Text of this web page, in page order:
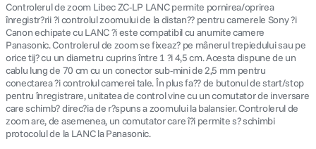
Controlerul de zoom Libec ZC-LP LANC permite pornirea/oprirea
înregistr?rii ?i controlul zoomului de la distan?? pentru camerele Sony ?i
Canon echipate cu LANC ?i este compatibil cu anumite camere
Panasonic. Controlerul de zoom se fixeaz? pe mânerul trepiedului sau pe
orice tij? cu un diametru cuprins între 1 ?i 4,5 cm. Acesta dispune de un
cablu lung de 70 cm cu un conector sub-mini de 2,5 mm pentru
conectarea ?i controlul camerei tale. În plus fa?? de butonul de start/stop
pentru înregistrare, unitatea de control vine cu un comutator de inversare
care schimb? direc?ia de r?spuns a zoomului la balansier. Controlerul de
zoom are, de asemenea, un comutator care î?i permite s? schimbi
protocolul de la LANC la Panasonic.